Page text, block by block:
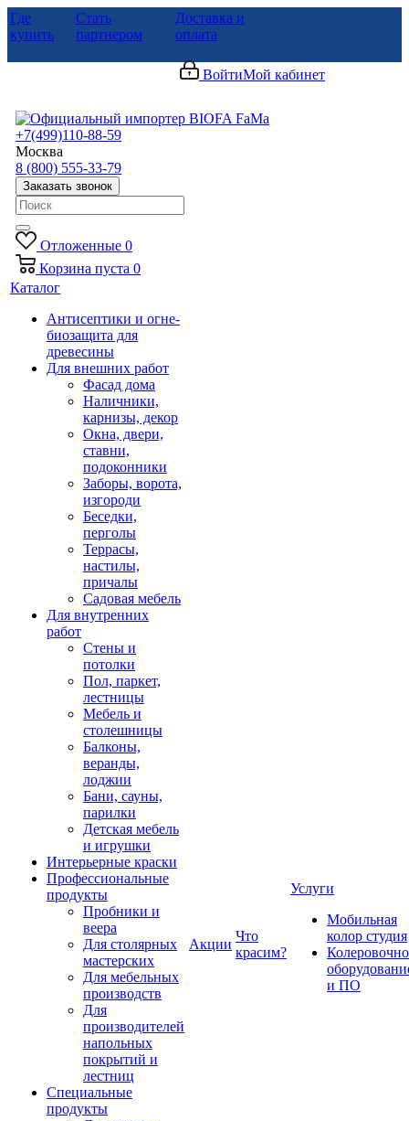
Где
купить
Стать
партнером
Доставка и
оплата
ВойтиМой кабинет
+7(499)110-88-59
Москва
8 (800) 555-33-79
Заказать звонок
Отложенные 0
Корзина пуста 0
Каталог
Антисептики и огне-
биозащита для
древесины
Для внешних работ
Фасад дома
Наличники,
карнизы, декор
Окна, двери,
ставни,
подоконники
Заборы, ворота,
изгороди
Беседки,
перголы
Террасы,
настилы,
причалы
Садовая мебель
Для внутренних
работ
Стены и
потолки
Пол, паркет,
лестницы
Мебель и
столешницы
Балконы,
веранды,
лоджии
Бани, сауны,
парилки
Детская мебель
и игрушки
Интерьерные краски
Профессиональные
продукты
Пробники и
веера
Для столярных
мастерских
Для мебельных
производств
Для
производителей
напольных
покрытий и
лестниц
Специальные
продукты
Акции
Что
красим?
Услуги
Мобильная
колор студия
и ПО